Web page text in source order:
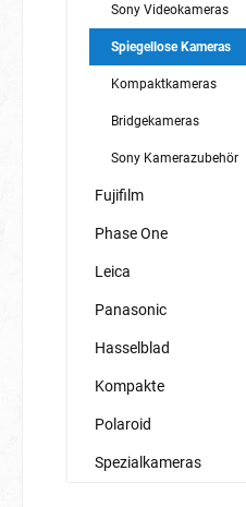
Sony Videokameras
Spiegellose Kameras
Kompaktkameras
Bridgekameras
Sony Kamerazubehör
Fujifilm
Phase One
Leica
Panasonic
Hasselblad
Kompakte
Polaroid
Spezialkameras